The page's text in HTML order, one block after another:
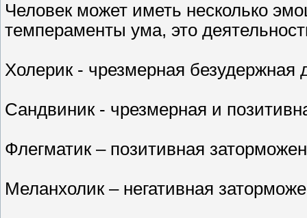
Человек может иметь несколько
темпераменты ума, это
Холерик - чрезмерная безудержная
Сандвиник - чрезмерная и
Флегматик – позитивная
Меланхолик – негативная